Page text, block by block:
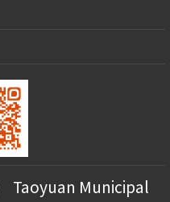
Taoyuan Municipal